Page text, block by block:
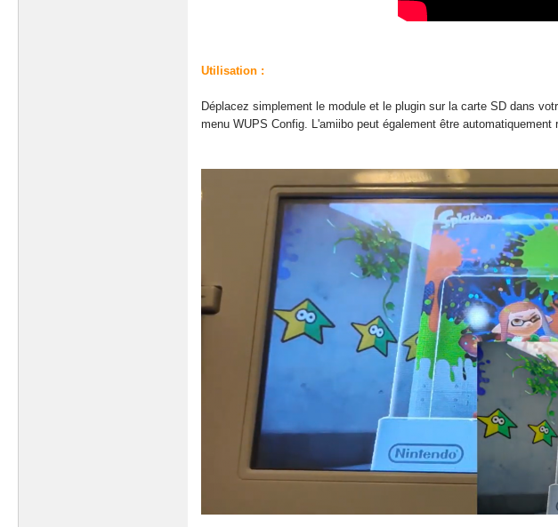
Utilisation :
Déplacez simplement le module et le plugin sur la carte SD dans
menu WUPS Config. L'amiibo peut également être